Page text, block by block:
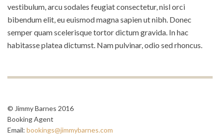
vestibulum, arcu sodales feugiat consectetur, nisl orci
bibendum elit, eu euismod magna sapien ut nibh. Donec
semper quam scelerisque tortor dictum gravida. In hac
habitasse platea dictumst. Nam pulvinar, odio sed rhoncus.
© Jimmy Barnes 2016
Booking Agent
Email: bookings@jimmybarnes.com